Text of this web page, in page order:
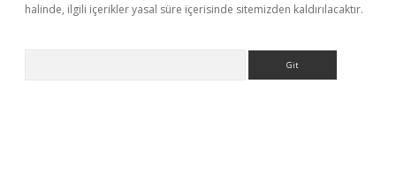
halinde, ilgili içerikler yasal süre içerisinde sitemizden kaldırılacaktır.